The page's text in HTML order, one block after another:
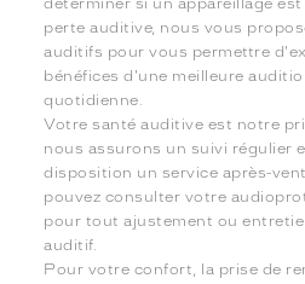
déterminer si un appareillage est
perte auditive, nous vous
auditifs pour vous permettre
bénéfices d'une meilleure
quotidienne.
Votre santé auditive est notre
nous assurons un suivi régulier
disposition un service après-
pouvez consulter votre
pour tout ajustement ou
auditif.
Pour votre confort, la prise de